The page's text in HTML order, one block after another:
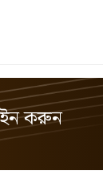
ইন করুন